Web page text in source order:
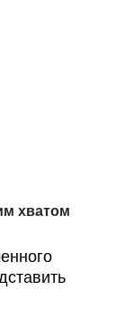
хватом